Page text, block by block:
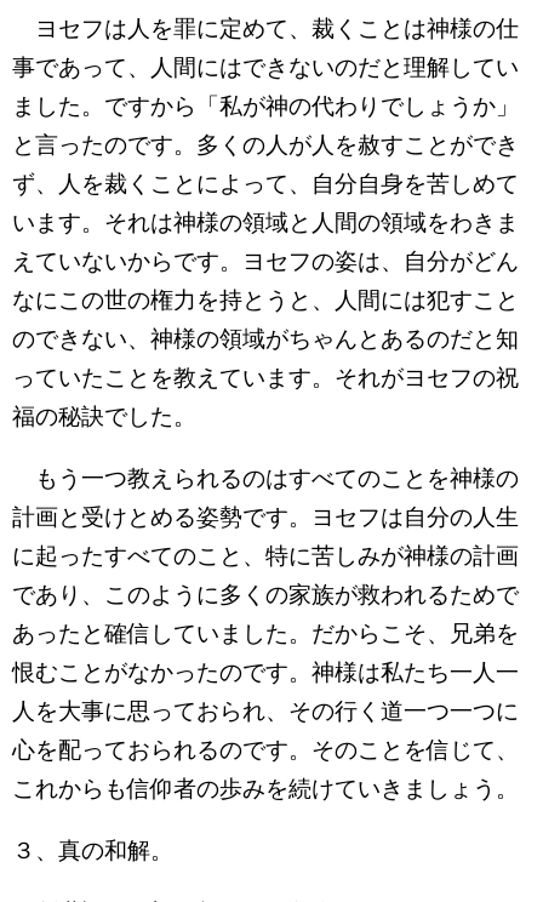
ヨセフは人を罪に定めて、裁くことは神様の仕
事であって、人間にはできないのだと理解してい
ました。ですから「私が神の代わりでしょうか」
と言ったのです。多くの人が人を赦すことができ
ず、人を裁くことによって、自分自身を苦しめて
います。それは神様の領域と人間の領域をわきま
えていないからです。ヨセフの姿は、自分がどん
なにこの世の権力を持とうと、人間には犯すこと
のできない、神様の領域がちゃんとあるのだと知
っていたことを教えています。それがヨセフの祝
福の秘訣でした。
もう一つ教えられるのはすべてのことを神様の
計画と受けとめる姿勢です。ヨセフは自分の人生
に起ったすべてのこと、特に苦しみが神様の計画
であり、このように多くの家族が救われるためで
あったと確信していました。だからこそ、兄弟を
恨むことがなかったのです。神様は私たち一人一
人を大事に思っておられ、その行く道一つ一つに
心を配っておられるのです。そのことを信じて、
これからも信仰者の歩みを続けていきましょう。
３、真の和解。